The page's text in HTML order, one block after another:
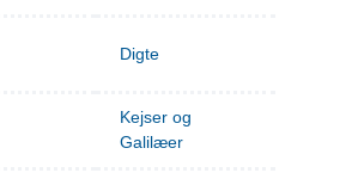
Digte
Kejser og
Galilæer